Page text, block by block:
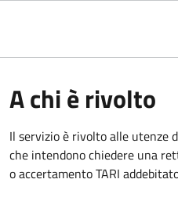
A chi è rivolto
Il servizio è rivolto alle utenze
che intendono chiedere una
o accertamento TARI